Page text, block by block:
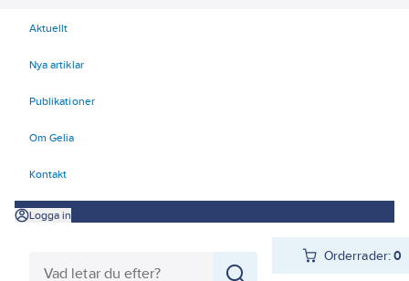
Aktuellt
Nya artiklar
Publikationer
Om Gelia
Kontakt
Logga in
Orderrader:0